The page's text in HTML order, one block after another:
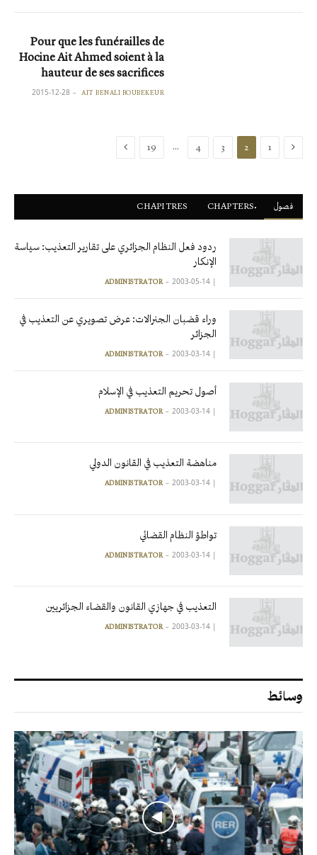
Pour que les funérailles de
Hocine Ait Ahmed soient à la
hauteur de ses sacrifices
AIT BENALI BOUBEKEUR
2015-12-28
السابقة
1
2
3
4
…
19 التالية
فصول CHAPITRES
ردود فعل النظام الجزائري على تقارير التعذيب: سياسة
الإنكار
|
ADMINISTRATOR 2003-05-14
وراء قضبان الجنرالات: عرض تصويري عن التعذيب في
الجزائر
|
ADMINISTRATOR 2003-03-14
أصول تحريم التعذيب في الإسلام
|
ADMINISTRATOR 2003-03-14
مناهضة التعذيب في القانون الدولي
|
ADMINISTRATOR 2003-03-14
تواطؤ النظام القضائي
|
ADMINISTRATOR 2003-03-14
التعذيب في جهازي القانون والقضاء الجزائريين
|
ADMINISTRATOR 2003-03-14
وسائط